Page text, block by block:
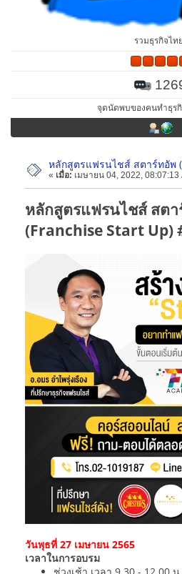
รวมธุรกิจไท
จุดนัดพบของคนทำธุร
หลักสูตรแฟรนไชส์ สตาร์ทอัพ
« เมื่อ: เมษายน 04, 2022, 08:07:13
หลักสูตรแฟรนไชส์ สต
(Franchise Start Up)
วันพุธที่ 27 เมษายน 2565
เวลาในการอบรม